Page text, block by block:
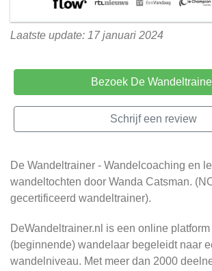
Laatste update: 17 januari 2024
Bezoek De
Schrijf een review
De Wandeltrainer - Wandelcoaching en
wandeltochten door Wanda Catsman.
gecertificeerd wandeltrainer).
DeWandeltrainer.nl is een online platform
(beginnende) wandelaar begeleidt naar
wandelniveau. Met meer dan 2000